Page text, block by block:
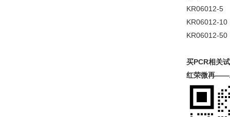
买PCR相关
红荣微再——